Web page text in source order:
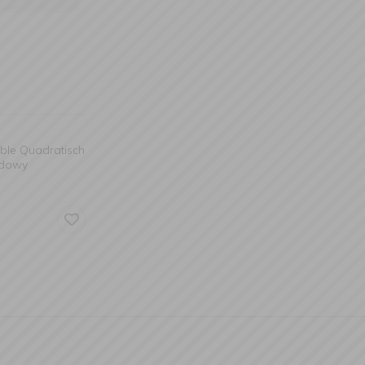
Quadratisch